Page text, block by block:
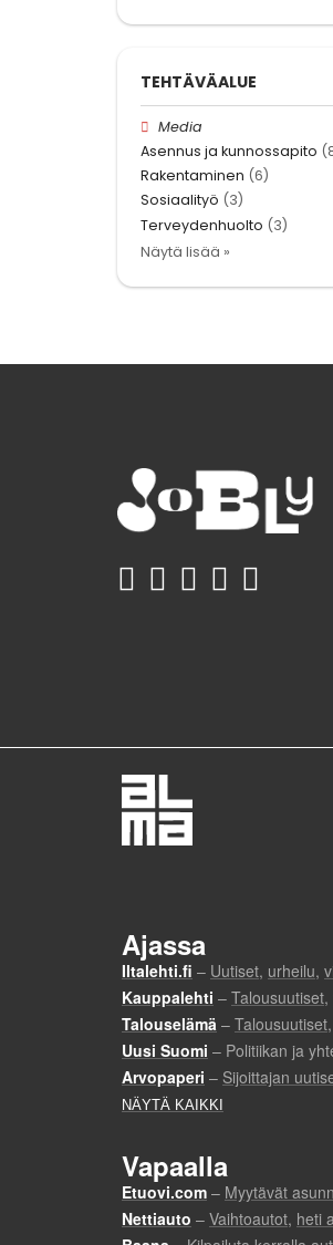
TEHTÄVÄALUE
Media
Asennus ja kunnossapito
Rakentaminen (6)
Sosiaalityö (3)
Terveydenhuolto (3)
Näytä lisää »